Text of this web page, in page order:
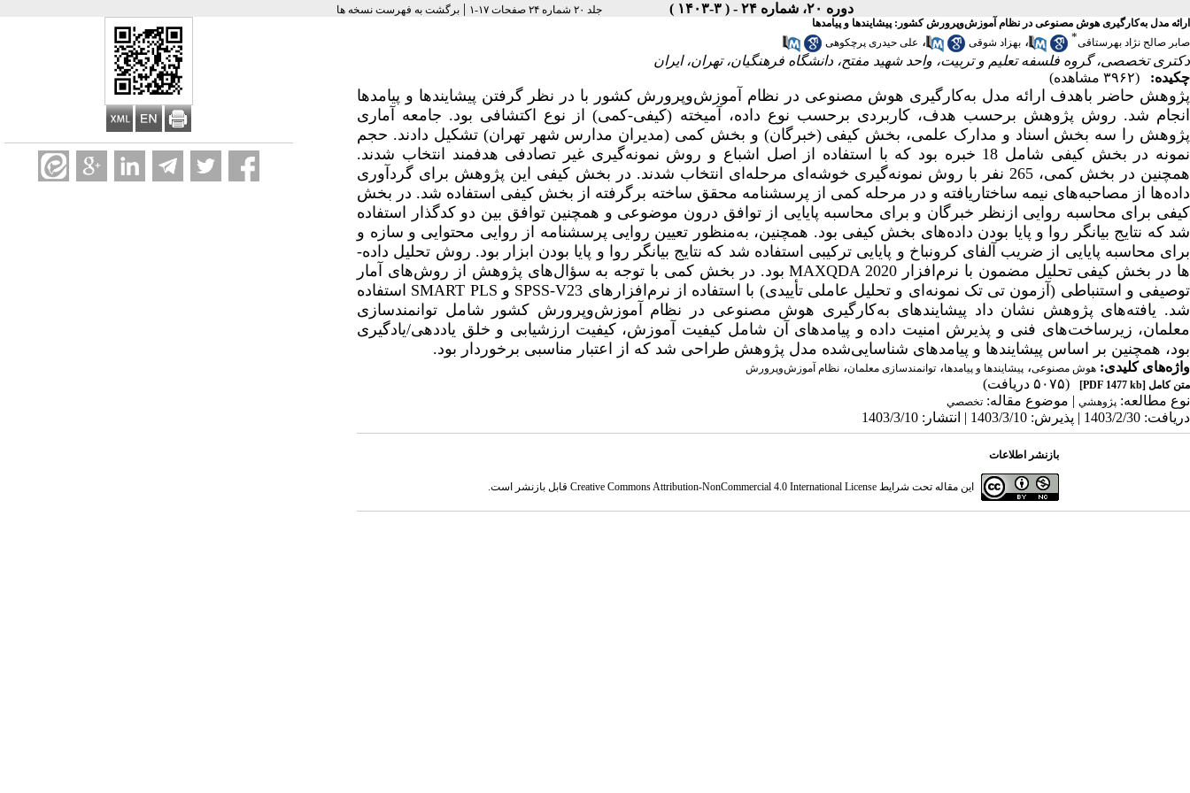
دوره ۲۰، شماره ۲۴ - ( ۳-۱۴۰۳ ) جلد ۲۰ شماره ۲۴ صفحات ۱۷-۱ | برگشت به فهرست نسخه ها
ارائه مدل به‌کارگیری هوش مصنوعی در نظام آموزش‌وپرورش کشور: پیشایندها و پیامدها
صابر صالح نژاد بهرستاقی* ، بهزاد شوقی ، علی حیدری پرچکوهی
دکتری تخصصی، گروه فلسفه تعلیم و تربیت، واحد شهید مفتح، دانشگاه فرهنگیان، تهران، ایران
چکیده:
(۳۹۶۲ مشاهده)
پژوهش حاضر باهدف ارائه مدل به‌کارگیری هوش مصنوعی در نظام آموزش‌وپرورش کشور با در نظر گرفتن پیشایندها و پیامدها
انجام شد. روش پژوهش برحسب هدف، کاربردی برحسب نوع داده، آمیخته (کیفی-کمی) از نوع اکتشافی بود. جامعه آماری
پژوهش را سه بخش اسناد و مدارک علمی، بخش کیفی (خبرگان) و بخش کمی (مدیران مدارس شهر تهران) تشکیل دادند. حجم
نمونه در بخش کیفی شامل 18 خبره بود که با استفاده از اصل اشباع و روش نمونه‌گیری غیر تصادفی هدفمند انتخاب شدند.
همچنین در بخش کمی، 265 نفر با روش نمونه‌گیری خوشه‌ای مرحله‌ای انتخاب شدند. در بخش کیفی این پژوهش برای گردآوری
داده‌­ها از مصاحبه­‌های نیمه ساختاریافته و در مرحله کمی از پرسش­نامه محقق ساخته برگرفته از بخش کیفی استفاده شد. در بخش
کیفی برای محاسبه روایی ازنظر خبرگان و برای محاسبه پایایی از توافق درون موضوعی و همچنین توافق بین دو کدگذار استفاده
شد که نتایج بیانگر روا و پایا بودن داده‌های بخش کیفی بود. همچنین، به­‌منظور تعیین روایی پرسش­نامه از روایی محتوایی و سازه و
محاسبه پایایی از ضریب آلفای کرونباخ و پایایی ترکیبی استفاده شد که نتایج بیانگر روا و پایا بودن ابزار بود. روش تحلیل داده‌­
ها در بخش کیفی تحلیل مضمون با نرم‌افزار MAXQDA 2020بود. در بخش کمی با توجه به سؤال‌­های پژوهش از روش‌­های آمار
توصیفی و استنباطی (آزمون تی تک نمونه‌­ای و تحلیل عاملی تأییدی) با استفاده از نرم‌افزارهای SPSS-V23 و SMART PLS استفاده
شد. یافته‌­های پژوهش نشان داد پیشایند­های به‌کارگیری هوش مصنوعی در نظام آموزش‌وپرورش کشور شامل توانمندسازی
معلمان، زیرساخت‌­های فنی و پذیرش امنیت داده و پیامد­های آن شامل کیفیت آموزش، کیفیت ارزشیابی و خلق یاددهی/یادگیری
بود، همچنین بر اساس پیشایندها و پیامدهای شناسایی‌شده مدل پژوهش طراحی شد که از اعتبار مناسبی برخوردار بود.
واژه‌های کلیدی: هوش مصنوعی، پیشایندها و پیامدها، توانمندسازی معلمان، نظام آموزش‌وپرورش
متن کامل [PDF 1477 kb]
(۵۰۷۵ دریافت)
نوع مطالعه: پژوهشي | موضوع مقاله: تخصصي
دریافت: 1403/2/30 | پذیرش: 1403/3/10 | انتشار: 1403/3/10
بازنشر اطلاعات
این مقاله تحت شرایط Creative Commons Attribution-NonCommercial 4.0 International Licenseقابل بازنشر است.